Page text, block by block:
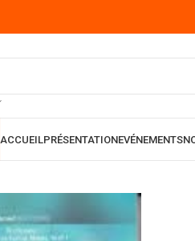
ACCUEILPRÉSENTATIONEVÉNEMENTS